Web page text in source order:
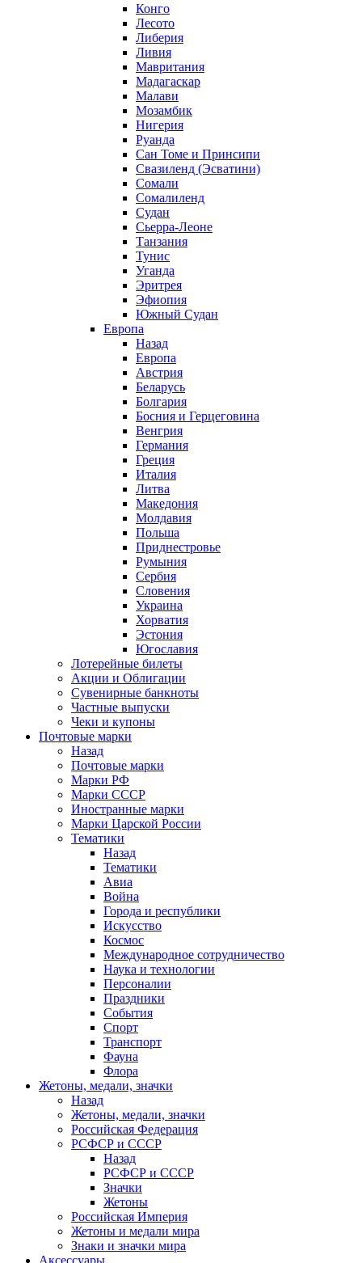
Конго
Лесото
Либерия
Ливия
Мавритания
Мадагаскар
Малави
Мозамбик
Нигерия
Руанда
Сан Томе и Принсипи
Свазиленд (Эсватини)
Сомали
Сомалиленд
Судан
Сьерра-Леоне
Танзания
Тунис
Уганда
Эритрея
Эфиопия
Южный Судан
Европа
Назад
Европа
Австрия
Беларусь
Болгария
Босния и Герцеговина
Венгрия
Германия
Греция
Италия
Литва
Македония
Молдавия
Польша
Приднестровье
Румыния
Сербия
Словения
Украина
Хорватия
Эстония
Югославия
Лотерейные билеты
Акции и Облигации
Сувенирные банкноты
Частные выпуски
Чеки и купоны
Почтовые марки
Назад
Почтовые марки
Марки РФ
Марки СССР
Иностранные марки
Марки Царской России
Тематики
Назад
Тематики
Авиа
Война
Города и республики
Искусство
Космос
Международное сотрудничество
Наука и технологии
Персоналии
Праздники
События
Спорт
Транспорт
Фауна
Флора
Жетоны, медали, значки
Назад
Жетоны, медали, значки
Российская Федерация
РСФСР и СССР
Назад
РСФСР и СССР
Значки
Жетоны
Российская Империя
Жетоны и медали мира
Знаки и значки мира
Аксессуары